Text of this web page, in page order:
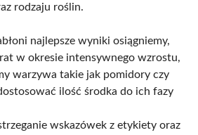
rodzaju roślin.
najlepsze wyniki osiągniemy,
w okresie intensywnego wzrostu,
warzywa takie jak pomidory czy
ilość środka do ich fazy
wskazówek z etykiety oraz